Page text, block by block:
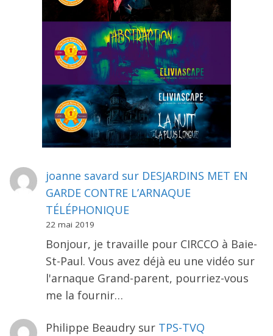
joanne savard sur DESJARDINS MET EN
GARDE CONTRE L’ARNAQUE
TÉLÉPHONIQUE
22 mai 2019
Bonjour, je travaille pour CIRCCO à Baie-
St-Paul. Vous avez déjà eu une vidéo sur
l'arnaque Grand-parent, pourriez-vous
me la fournir…
Philippe Beaudrysur TPS-TVQ